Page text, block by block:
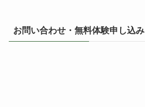
お問い合わせ・無料体験申し込み